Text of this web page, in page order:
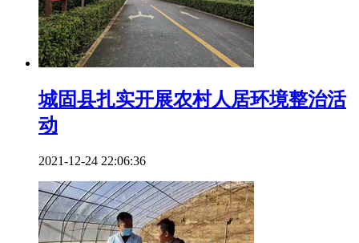
城固县扎实开展农村人居环境整治活
动
2021-12-24 22:06:36